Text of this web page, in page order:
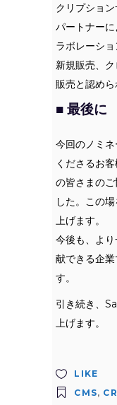
クリプショ
パートナー
ラボレーシ
新規販売、
販売と認めら
■ 最後に
今回のノミ
くださるお
の皆さまの
した。この
上げます。
今後も、よ
献できる企
す。
引き続き、
上げます。
LIKE
CMS,